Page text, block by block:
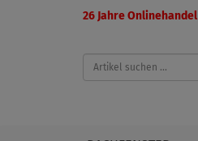
26 Jahre Onlinehandel